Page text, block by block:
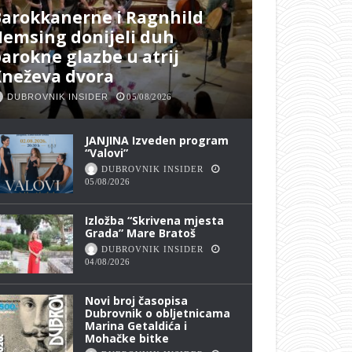
i Ragnhild
donijeli duh
glazbe u atrij
dvora
DUBROVNIK INSIDER 05/08/2026
JANJINA Izveden program
“Valovi”
DUBROVNIK INSIDER
05/08/2026
Izložba “Skrivena mjesta
Grada” Mare Bratoš
DUBROVNIK INSIDER
04/08/2026
Novi broj časopisa
Dubrovnik o obljetnicama
Marina Getaldića i
Mohačke bitke